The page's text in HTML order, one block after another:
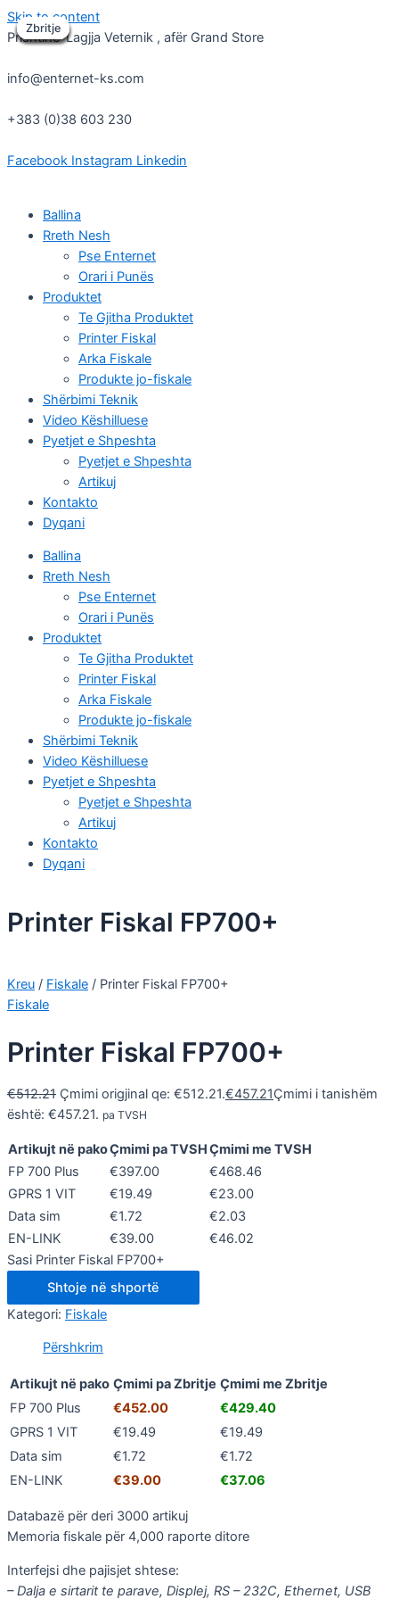
Skip to content
Prishtinë-Lagjja Veternik , afër Grand Store
info@enternet-ks.com
+383 (0)38 603 230
Facebook Instagram Linkedin
Ballina
Rreth Nesh
Pse Enternet
Orari i Punës
Produktet
Te Gjitha Produktet
Printer Fiskal
Arka Fiskale
Produkte jo-fiskale
Shërbimi Teknik
Video Këshilluese
Pyetjet e Shpeshta
Pyetjet e Shpeshta
Artikuj
Kontakto
Dyqani
Ballina
Rreth Nesh
Pse Enternet
Orari i Punës
Produktet
Te Gjitha Produktet
Printer Fiskal
Arka Fiskale
Produkte jo-fiskale
Shërbimi Teknik
Video Këshilluese
Pyetjet e Shpeshta
Pyetjet e Shpeshta
Artikuj
Kontakto
Dyqani
Printer Fiskal FP700+
Zbritje
Kreu / Fiskale / Printer Fiskal FP700+
Fiskale
Printer Fiskal FP700+
€512.21 Çmimi origjinal qe: €512.21.€457.21Çmimi i tanishëm
është: €457.21. pa TVSH
Artikujt në pakoÇmimi pa TVSHÇmimi me TVSH
FP 700 Plus
€397.00
€468.46
GPRS 1 VIT
€19.49
€23.00
Data sim
€1.72
€2.03
EN-LINK
€39.00
€46.02
Sasi Printer Fiskal FP700+
Shtoje në shportë
Kategori: Fiskale
Përshkrim
Artikujt në pako Çmimi pa Zbritje Çmimi me Zbritje
FP 700 Plus
€452.00
€429.40
GPRS 1 VIT
€19.49
€19.49
Data sim
€1.72
€1.72
EN-LINK
€39.00 €37.06
Databazë për deri 3000 artikuj
Memoria fiskale për 4,000 raporte ditore
Interfejsi dhe pajisjet shtese:
– Dalja e sirtarit te parave, Displej, RS – 232С, Ethernet, USB
Zbritje
Zbritje
Zbritje
Zbritje
Zbritje
Zbritje
Zbritje
Zbritje